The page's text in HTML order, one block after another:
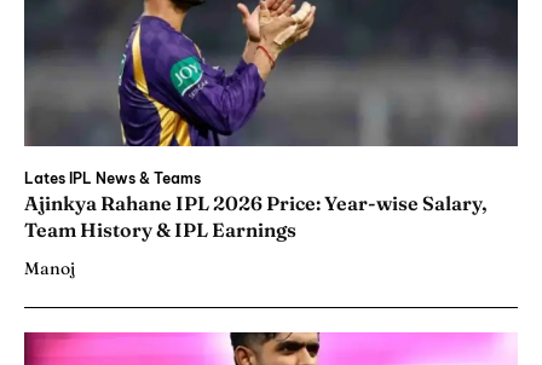
Lates IPL News & Teams
Ajinkya Rahane IPL 2026 Price: Year-wise Salary,
Team History & IPL Earnings
Manoj